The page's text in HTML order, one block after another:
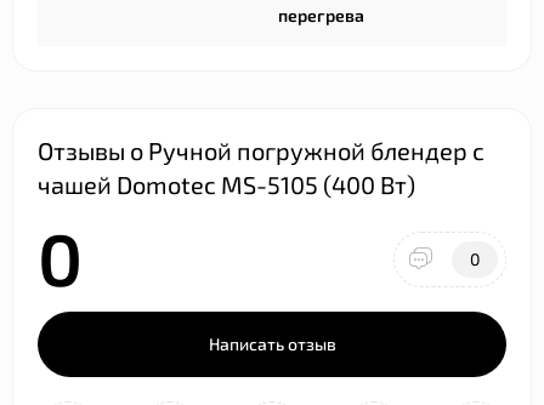
перегрева
Отзывы о Ручной погружной блендер с
чашей Domotec MS-5105 (400 Вт)
0 0
Написать отзыв